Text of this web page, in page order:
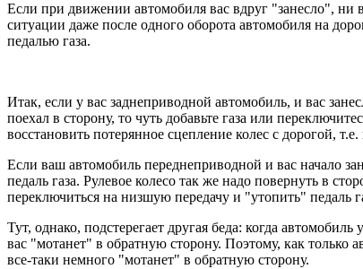
Если при движении автомобиля вас вдруг "занесло", ни
ситуации даже после одного оборота автомобиля на
педалью газа.
Итак, если у вас заднеприводной автомобиль, и вас
поехал в сторону, то чуть добавьте газа или
восстановить потерянное сцепление колес с дорогой,
Если ваш автомобиль переднеприводной и вас начало
педаль газа. Рулевое колесо так же надо повернуть в
переключиться на низшую передачу и "утопить" педаль
Тут, однако, подстерегает другая беда: когда
вас "мотанет" в обратную сторону. Поэтому, как только
все-таки немного "мотанет" в обратную сторону.